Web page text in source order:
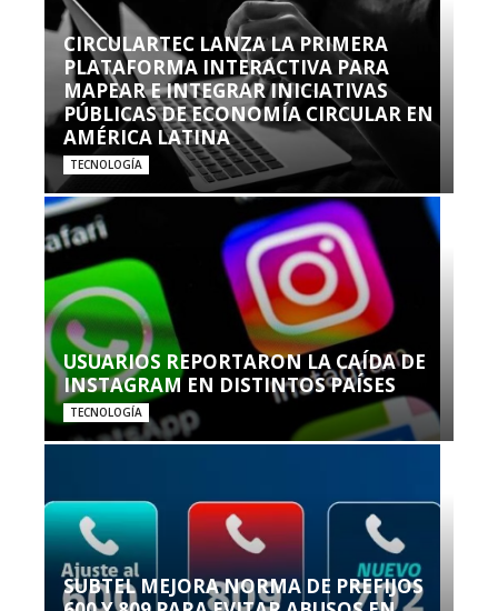
CIRCULARTEC LANZA LA PRIMERA
PLATAFORMA INTERACTIVA PARA
MAPEAR E INTEGRAR INICIATIVAS
PÚBLICAS DE ECONOMÍA CIRCULAR EN
AMÉRICA LATINA
TECNOLOGÍA
USUARIOS REPORTARON LA CAÍDA DE
INSTAGRAM EN DISTINTOS PAÍSES
TECNOLOGÍA
SUBTEL MEJORA NORMA DE PREFIJOS